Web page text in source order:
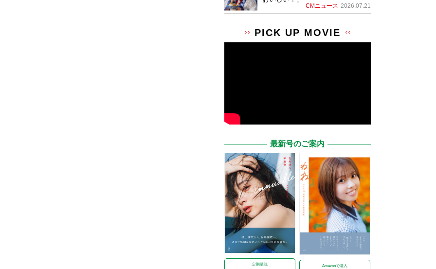
CMニュース 2026.07.21
PICK UP MOVIE
最新号のご案内
定期購読 Amazonで購入